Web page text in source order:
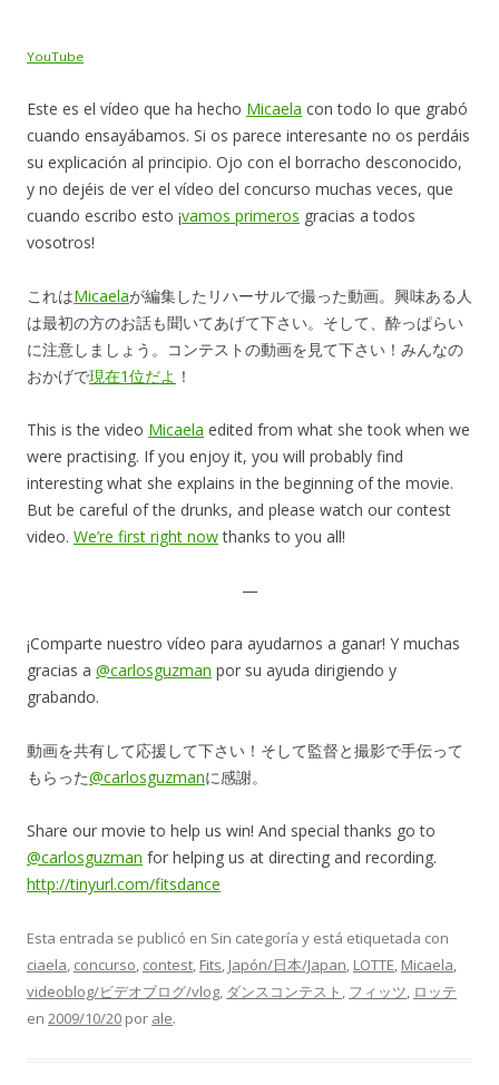
YouTube
Este es el vídeo que ha hecho Micaela con todo lo que grabó
cuando ensayábamos. Si os parece interesante no os perdáis
su explicación al principio. Ojo con el borracho desconocido,
y no dejéis de ver el vídeo del concurso muchas veces, que
cuando escribo esto ¡vamos primeros gracias a todos
vosotros!
これはMicaelaが編集したリハーサルで撮った動画。興味ある人
は最初の方のお話も聞いてあげて下さい。そして、酔っぱらい
に注意しましょう。コンテストの動画を見て下さい！みんなの
おかげで現在1位だよ ！
This is the video Micaela edited from what she took when we
were practising. If you enjoy it, you will probably find
interesting what she explains in the beginning of the movie.
But be careful of the drunks, and please watch our contest
video. We’re first right nowthanks to you all!
—
¡Comparte nuestro vídeo para ayudarnos a ganar! Y muchas
gracias a @carlosguzman por su ayuda dirigiendo y
grabando.
動画を共有して応援して下さい！そして監督と撮影で手伝って
もらった@carlosguzmanに感謝。
Share our movie to help us win! And special thanks go to
@carlosguzman for helping us at directing and recording.
http://tinyurl.com/fitsdance
Esta entrada se publicó en Sin categoría y está etiquetada con
ciaela, concurso, contest, Fits, Japón/日本/Japan, LOTTE, Micaela,
videoblog/ビデオブログ/vlog, ダンスコンテスト , フィッツ, ロッテ
en 2009/10/20 por ale.